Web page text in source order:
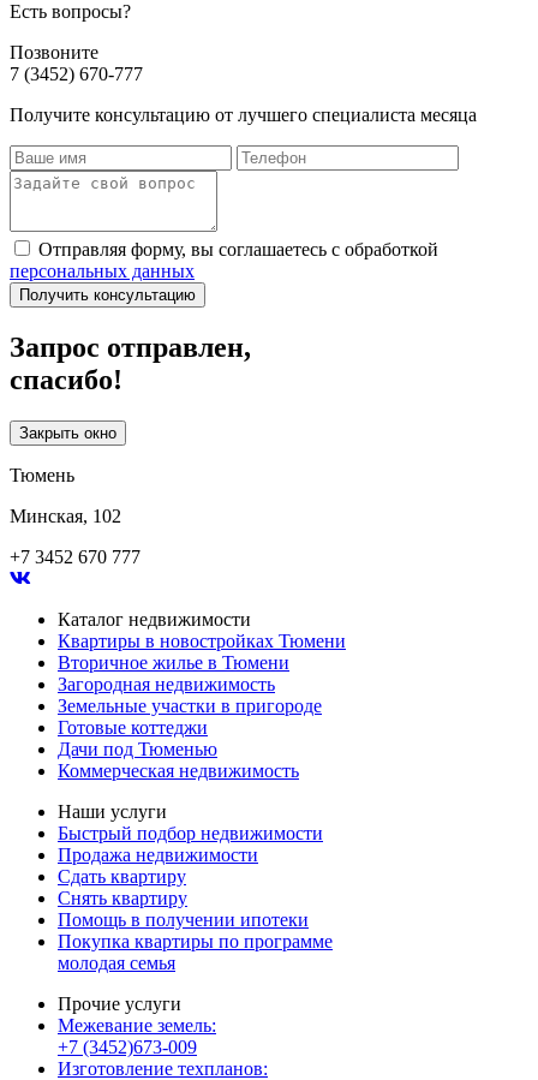
Есть вопросы?
Позвоните
7 (3452) 670-777
Получите консультацию от лучшего специалиста месяца
Отправляя форму, вы соглашаетесь с обработкой
персональных данных
Получить консультацию
Запрос отправлен,
спасибо!
Закрыть окно
Тюмень
Минская, 102
+7 3452 670 777
Каталог недвижимости
Квартиры в новостройках Тюмени
Вторичное жилье в Тюмени
Загородная недвижимость
Земельные участки в пригороде
Готовые коттеджи
Дачи под Тюменью
Коммерческая недвижимость
Наши услуги
Быстрый подбор недвижимости
Продажа недвижимости
Сдать квартиру
Снять квартиру
Помощь в получении ипотеки
Покупка квартиры по программе
молодая семья
Прочие услуги
Межевание земель:
+7 (3452)673-009
Изготовление техпланов: